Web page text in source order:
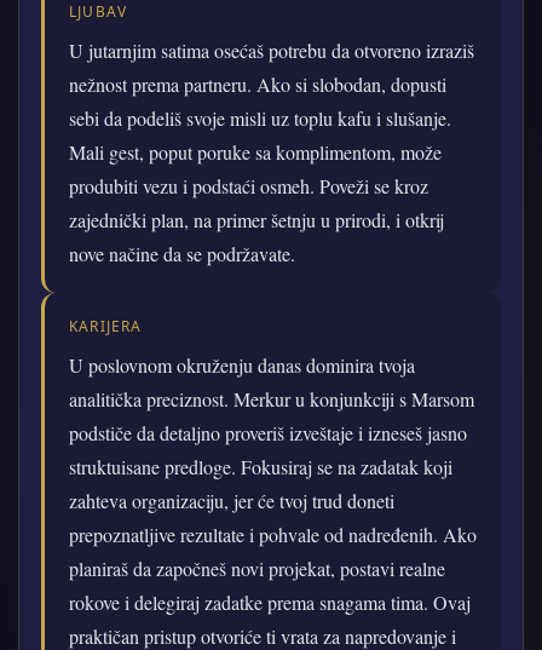
LJUBAV
U jutarnjim satima osećaš potrebu da otvoreno izraziš
nežnost prema partneru. Ako si slobodan, dopusti
sebi da podeliš svoje misli uz toplu kafu i slušanje.
Mali gest, poput poruke sa komplimentom, može
produbiti vezu i podstaći osmeh. Poveži se kroz
zajednički plan, na primer šetnju u prirodi, i otkrij
nove načine da se podržavate.
KARIJERA
U poslovnom okruženju danas dominira tvoja
analitička preciznost. Merkur u konjunkciji s Marsom
podstiče da detaljno proveriš izveštaje i izneseš jasno
struktuisane predloge. Fokusiraj se na zadatak koji
zahteva organizaciju, jer će tvoj trud doneti
prepoznatljive rezultate i pohvale od nadređenih. Ako
planiraš da započneš novi projekat, postavi realne
rokove i delegiraj zadatke prema snagama tima. Ovaj
praktičan pristup otvoriće ti vrata za napredovanje i